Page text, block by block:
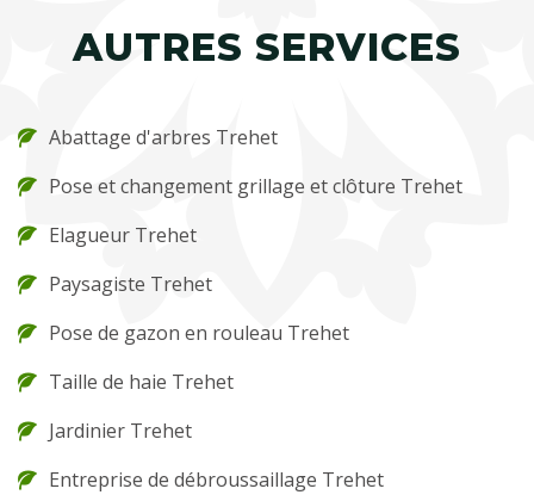
AUTRES SERVICES
Abattage d'arbres Trehet
Pose et changement grillage et clôture Trehet
Elagueur Trehet
Paysagiste Trehet
Pose de gazon en rouleau Trehet
Taille de haie Trehet
Jardinier Trehet
Entreprise de débroussaillage Trehet